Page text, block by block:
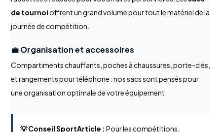
de tournoioffrent un grand volume pour tout le matériel de la
journée de compétition.
💼 Organisation et accessoires
Compartiments chauffants, poches à chaussures, porte-clés,
et rangements pour téléphone : nos sacs sont pensés pour
une organisation optimale de votre équipement.
💡 Conseil SportArticle : Pour les compétitions,